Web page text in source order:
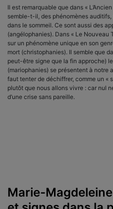
Il est remarquable que dans «
semble-t-il, des phénomènes
dans le sommeil. Ce sont aussi des
(angélophanies). Dans « Le Nouveau
sur un phénomène unique en son
mort (christophanies). Il semble que
peut-être signe que la fin approche)
(mariophanies) se présentent à notre
faut tenter de déchiffrer, comme un «
plutôt que nous allons vivre : car nul
d’une crise sans pareille.
Marie-